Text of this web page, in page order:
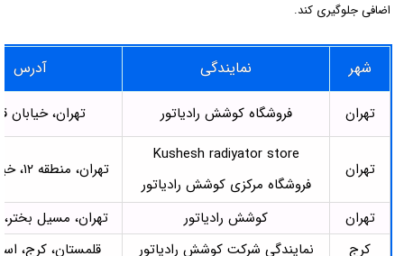
اضافی جلوگیری کند.
شهر نمایندگی آدرس
تهران فروشگاه کوشش رادیاتور تهران، خیابان
تهران
Kushesh radiyator store
فروشگاه مرکزی کوشش رادیاتور
تهران، منطقه ۱۲، خیابان ملت
تهران کوشش رادیاتور
تهران، مسیل بختر،
کرج
نمایندگی شرکت کوشش رادیاتور
قلمستان، کرج،